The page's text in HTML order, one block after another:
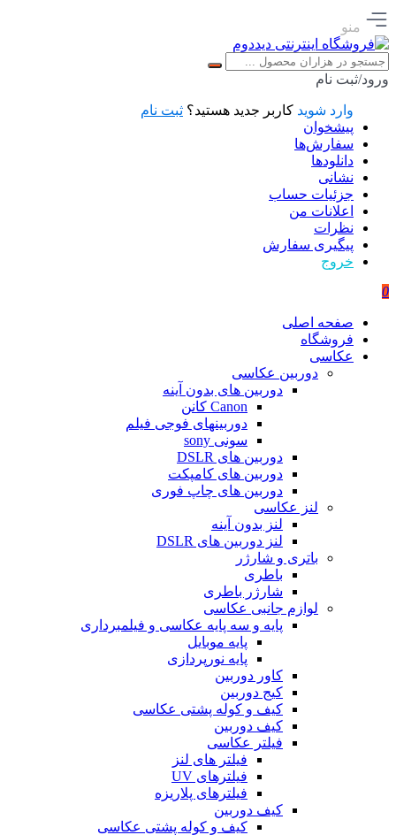
منو
ورود/ثبت نام
وارد شوید کاربر جدید هستید؟ ثبت نام
پیشخوان
سفارش‌ها
دانلودها
نشانی
جزئیات حساب
اعلانات من
نظرات
پیگیری سفارش
خروج
0
صفحه اصلی
فروشگاه
عکاسی
دوربین عکاسی
دوربین های بدون آینه
Canon کانن
دوربینهای فوجی فیلم
سونی sony
دوربین های DSLR
دوربین های کامپکت
دوربین های چاپ فوری
لنز عکاسی
لنز بدون آینه
لنز دوربین های DSLR
باتری و شارژر
باطری
شارژر باطری
لوازم جانبی عکاسی
پایه و سه پایه عکاسی و فیلمبرداری
پایه موبایل
پایه نورپردازی
کاور دوربین
کیج دوربین
کیف و کوله پشتی عکاسی
کیف دوربین
فیلتر عکاسی
فیلتر های لنز
فیلترهای UV
فیلترهای پلاریزه
کیف دوربین
کیف و کوله پشتی عکاسی